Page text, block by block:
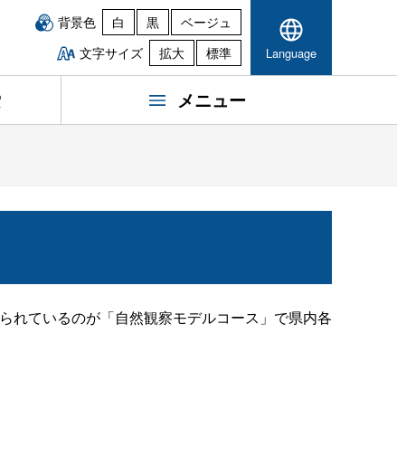
背景色 白 黒
ベージュ
文字サイズ
拡大 標準 Language
メニュー
れているのが「自然観察モデルコース」で県内各